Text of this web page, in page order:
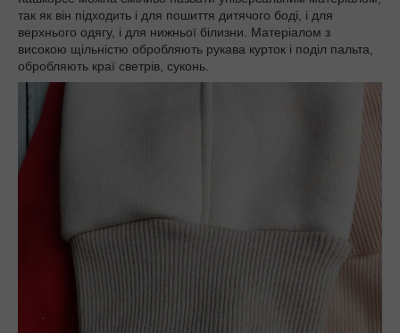
так як він підходить і для пошиття дитячого боді, і для
верхнього одягу, і для нижньої білизни. Матеріалом з
високою щільністю обробляють рукава курток і поділ пальта,
обробляють краї светрів, суконь.